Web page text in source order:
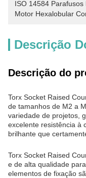
ISO 14584
Motor Hexalobular
Descrição
Descrição do
Torx Socket Raised
de tamanhos de M2 a
variedade de projetos,
excelente resistência à
brilhante que
Torx Socket Raised
e de alta qualidade
elementos de fixação